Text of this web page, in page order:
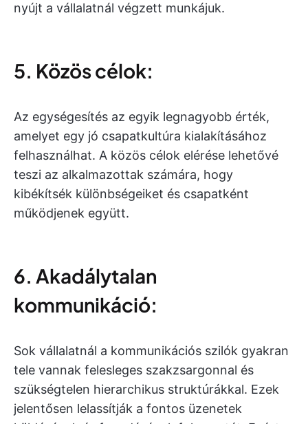
nyújt a vállalatnál végzett munkájuk.
5. Közös célok:
Az egységesítés az egyik legnagyobb érték,
amelyet egy jó csapatkultúra kialakításához
felhasználhat. A közös célok elérése lehetővé
teszi az alkalmazottak számára, hogy
kibékítsék különbségeiket és csapatként
működjenek együtt.
6. Akadálytalan
kommunikáció:
Sok vállalatnál a kommunikációs szilók gyakran
tele vannak felesleges szakzsargonnal és
szükségtelen hierarchikus struktúrákkal. Ezek
jelentősen lelassítják a fontos üzenetek